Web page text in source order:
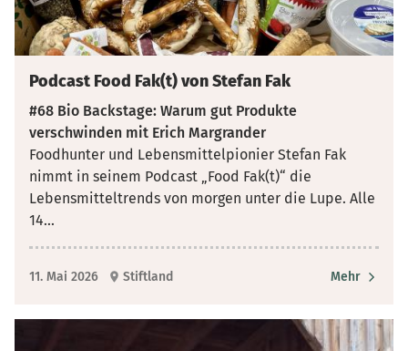
Podcast Food Fak(t) von Stefan Fak
#68 Bio Backstage: Warum gut Produkte
verschwinden mit Erich Margrander
Foodhunter und Lebensmittelpionier Stefan Fak
nimmt in seinem Podcast „Food Fak(t)“ die
Lebensmitteltrends von morgen unter die Lupe. Alle
14...
11. Mai 2026 Stiftland Mehr